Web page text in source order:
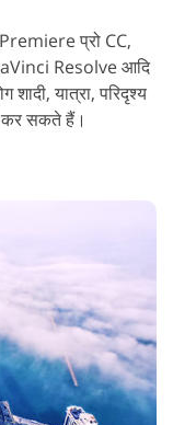
प्रो CC,
Resolve आदि
यात्रा, परिदृश्य
सकते हैं।